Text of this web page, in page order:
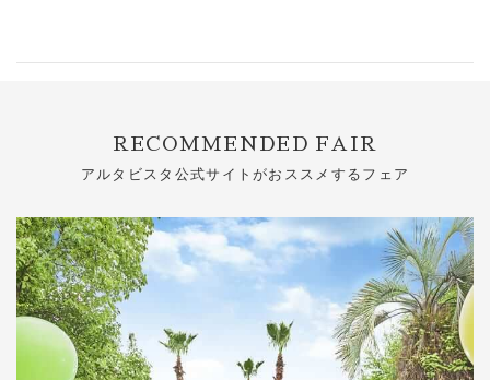
RECOMMENDED FAIR
アルタビスタ公式サイトがおススメするフェア